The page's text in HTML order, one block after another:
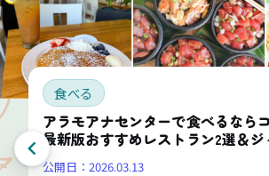
食べる
アラモアナセンターで食べるなら
最新版おすすめレストラン2選＆
公開日： 2026.03.13